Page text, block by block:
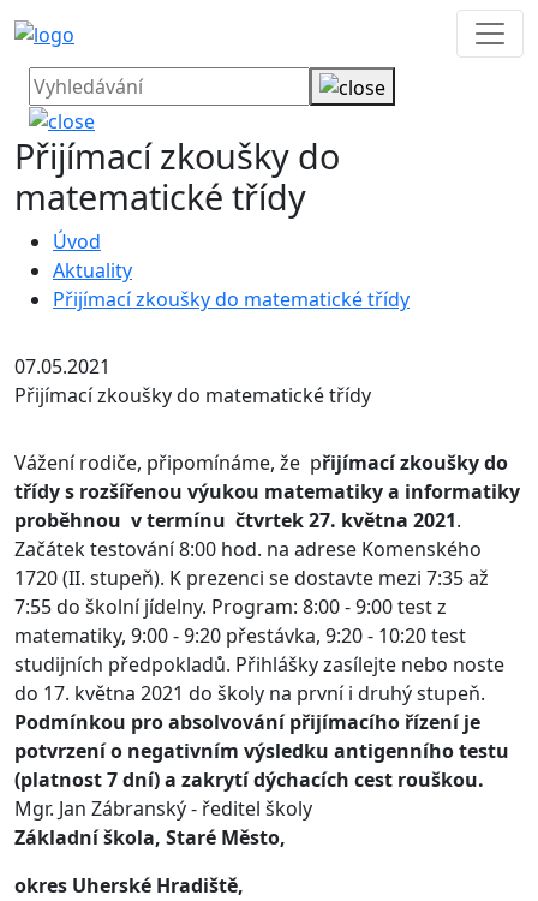
Přijímací zkoušky do
matematické třídy
Úvod
Aktuality
Přijímací zkoušky do matematické třídy
07.05.2021
Přijímací zkoušky do matematické třídy
Vážení rodiče, připomínáme, že přijímací zkoušky do
třídy s rozšířenou výukou matematiky a informatiky
proběhnou v termínu čtvrtek 27. května 2021.
Začátek testování 8:00 hod. na adrese Komenského
1720 (II. stupeň). K prezenci se dostavte mezi 7:35 až
7:55 do školní jídelny. Program: 8:00 - 9:00 test z
matematiky, 9:00 - 9:20 přestávka, 9:20 - 10:20 test
studijních předpokladů. Přihlášky zasílejte nebo noste
do 17. května 2021 do školy na první i druhý stupeň.
Podmínkou pro absolvování přijímacího řízení je
potvrzení o negativním výsledku antigenního testu
(platnost 7 dní) a zakrytí dýchacích cest rouškou.
Mgr. Jan Zábranský - ředitel školy
Základní škola, Staré Město,
okres Uherské Hradiště,